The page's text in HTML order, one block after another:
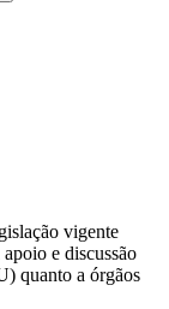
vigente
e discussão
quanto a órgãos